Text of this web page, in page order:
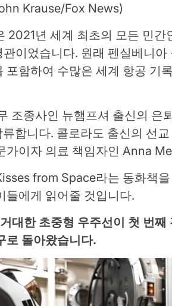
Krause/Fox News)
2021년 세계 최초의 모든 민
이었습니다. 원래 펜실베니
포함하여 수많은 세계 항공 기
조종사인 뉴햄프셔 출신의 은
합니다. 콜로라도 출신의 선
가이자 의료 책임자인 Anna
from Space라는 동화책
들에게 읽어줄 것입니다.
대한 초중형 우주선이 첫 번째
로 돌아왔습니다.